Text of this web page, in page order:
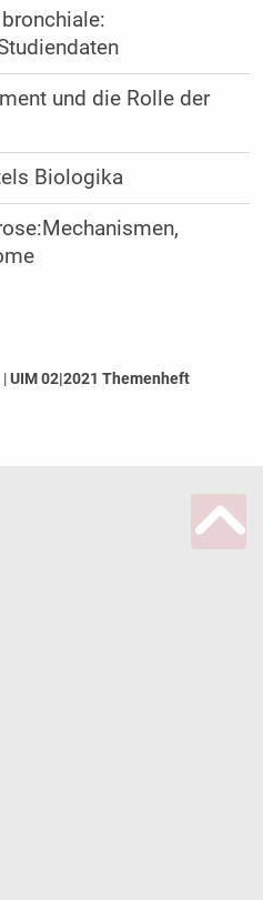
und die Rolle der
Biologika
|UIM 02|2021 Themenheft